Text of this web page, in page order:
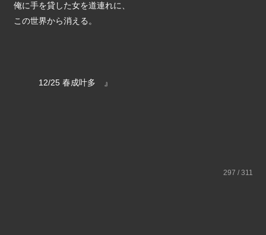
俺に手を貸した女を道連れに、
この世界から消える。
12/25 春成叶多 』
297 / 311